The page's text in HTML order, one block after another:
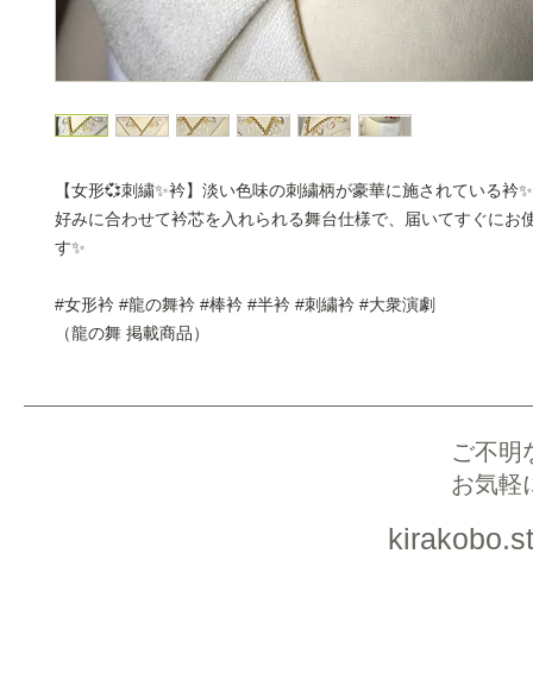
【女形💞刺繍✨衿】淡い色味の刺繍柄が豪華に施されている衿✨
好みに合わせて衿芯を入れられる舞台仕様で、届いてすぐにお
す✨
#女形衿 #龍の舞衿 #棒衿 #半衿 #刺繍衿 #大衆演劇
（龍の舞 掲載商品）
ご不明
お気軽